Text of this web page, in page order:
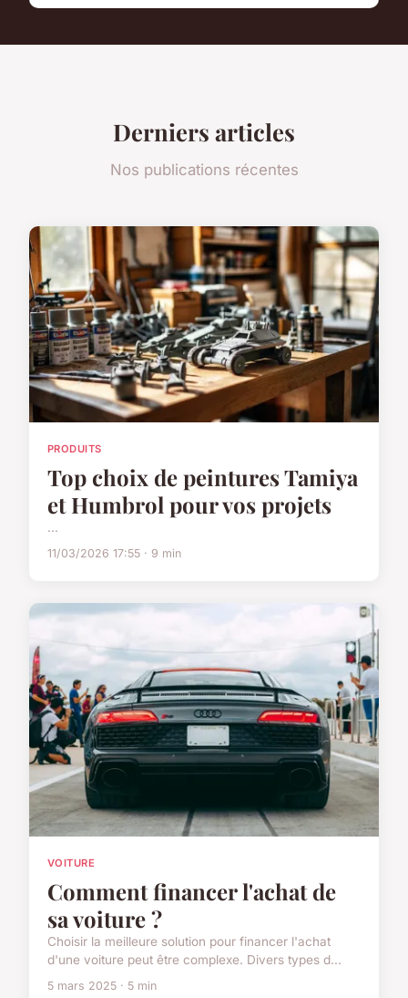
Derniers articles
Nos publications récentes
PRODUITS
Top choix de peintures Tamiya
et Humbrol pour vos projets
...
11/03/2026 17:55 · 9 min
VOITURE
Comment financer l'achat de
sa voiture ?
Choisir la meilleure solution pour financer l'achat
d'une voiture peut être complexe. Divers types d...
5 mars 2025 · 5 min